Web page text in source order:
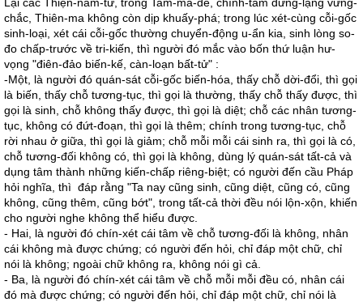
chắc, Thiên-ma không còn dịp khuấy-phá; trong lúc xét-cùng cỗi-gốc
sinh-loại, xét cái cỗi-gốc thường chuyển-động u-ẩn kia, sinh lòng so-
đo chấp-trước về tri-kiến, thì người đó mắc vào bốn thứ luận hư-
vọng "điên-đảo biến-kế, càn-loạn bất-tử" :
-Một, là người đó quán-sát cỗi-gốc biến-hóa, thấy chỗ dời-đổi, thì gọi
là biến, thấy chỗ tương-tục, thì gọi là thường, thấy chỗ thấy được, thì
gọi là sinh, chỗ không thấy được, thì gọi là diệt; chỗ các nhân tương-
tục, không có đứt-đoạn, thì gọi là thêm; chính trong tương-tục, chỗ
rời nhau ở giữa, thì gọi là giảm; chỗ mỗi mỗi cái sinh ra, thì gọi là có,
chỗ tương-đối không có, thì gọi là không, dùng lý quán-sát tất-cả và
dụng tâm thành những kiến-chấp riêng-biệt; có người đến cầu Pháp
hỏi nghĩa, thì đáp rằng "Ta nay cũng sinh, cũng diệt, cũng có, cũng
không, cũng thêm, cũng bớt", trong tất-cả thời đều nói lộn-xộn, khiến
cho người nghe không thể hiểu được.
- Hai, là người đó chín-xét cái tâm về chỗ tương-đối là không, nhân
cái không mà được chứng; có người đến hỏi, chỉ đáp một chữ, chỉ
nói là không; ngoài chữ không ra, không nói gì cả.
- Ba, là người đó chín-xét cái tâm về chỗ mỗi mỗi đều có, nhân cái
đó mà được chứng; có người đến hỏi, chỉ đáp một chữ, chỉ nói là